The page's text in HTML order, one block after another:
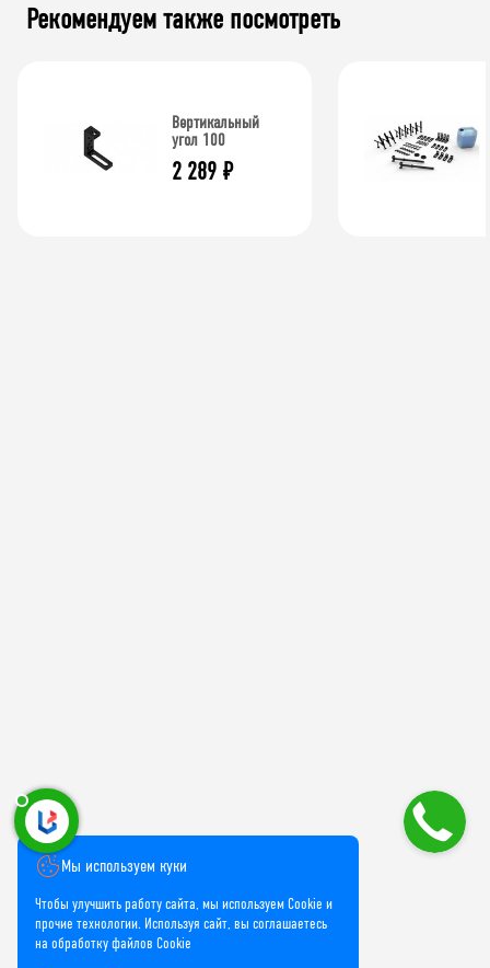
Рекомендуем также посмотреть
Вертикальный
угол 100
2 289 ₽
Мы используем куки
Чтобы улучшить работу сайта, мы используем Cookie и
прочие технологии. Используя сайт, вы соглашаетесь
на обработку файлов Cookie